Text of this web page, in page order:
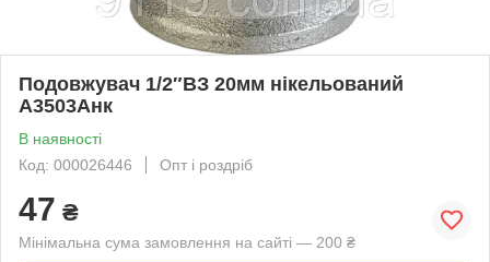
Подовжувач 1/2″ВЗ 20мм нікельований
А3503Анк
В наявності
Код: 000026446
Опт і роздріб
47 ₴
Мінімальна сума замовлення на сайті — 200 ₴